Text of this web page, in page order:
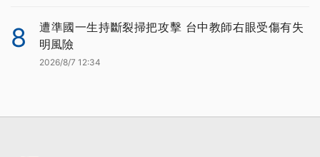
8
遭準國一生持斷裂掃把攻擊 台中教師右眼受傷有失
明風險
2026/8/7 12:34